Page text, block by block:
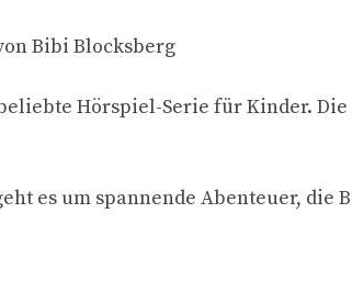
Bibi Blocksberg
Hörspiel-Serie für Kinder.
es um spannende Abenteuer,